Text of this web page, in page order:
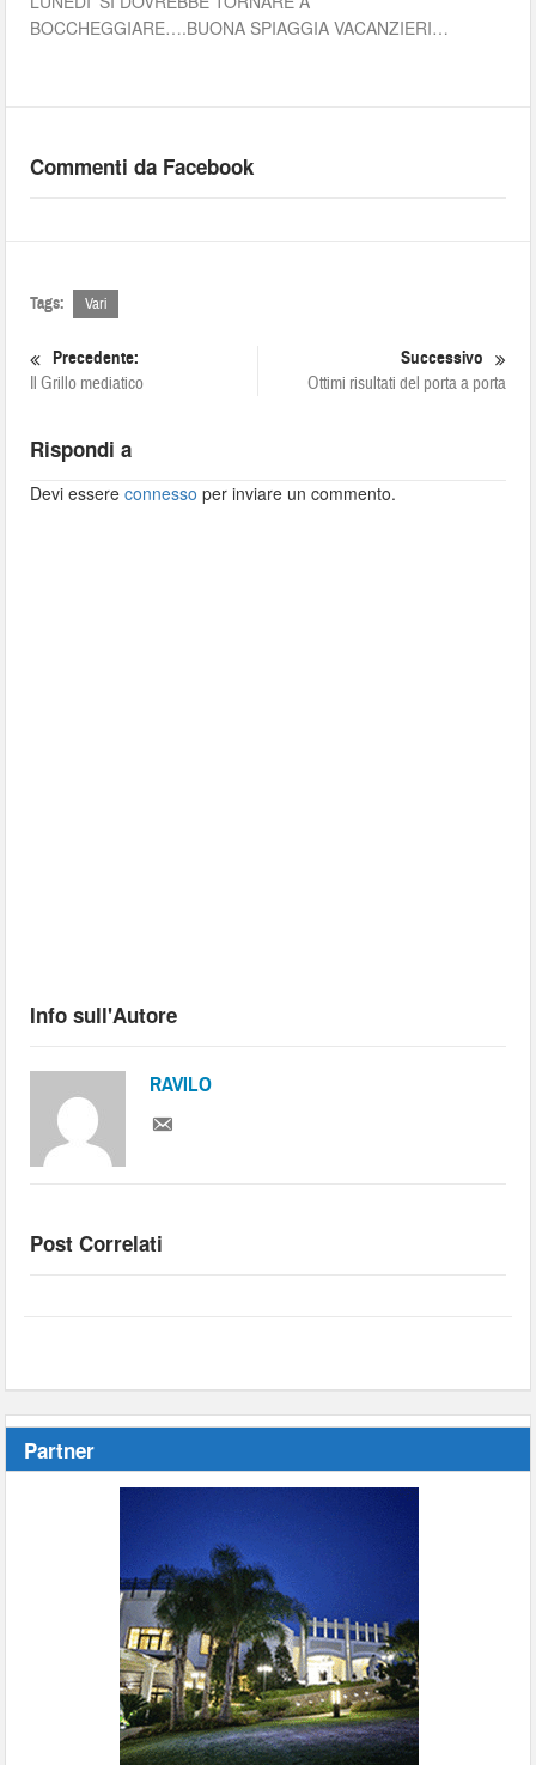
BOCCHEGGIARE….BUONA SPIAGGIA VACANZIERI…
Commenti da Facebook
Tags: Vari
Precedente:
Il Grillo mediatico
Successivo
Ottimi risultati del porta a porta
Rispondi a
Devi essereconnesso per inviare un commento.
Info sull'Autore
RAVILO
Post Correlati
Partner